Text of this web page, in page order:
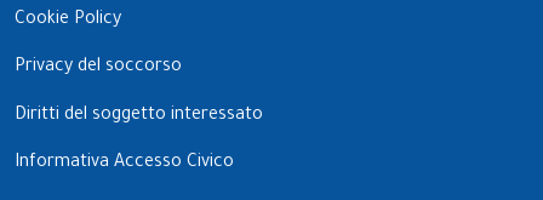
Cookie Policy
Privacy del soccorso
Diritti del soggetto interessato
Informativa Accesso Civico